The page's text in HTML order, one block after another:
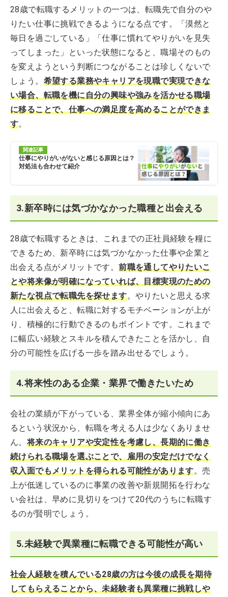
28歳で転職するメリットの一つは、転職先で自分のや
りたい仕事に挑戦できるようになる点です。「漠然と
毎日を過ごしている」「仕事に慣れてやりがいを見失
ってしまった」といった状態になると、職場そのもの
を変えようという判断につながることは珍しくないで
しょう。 希望する業務やキャリアを現職で実現できな
い場合、転職を機に自分の興味や強みを活かせる職場
に移ることで、仕事への満足度を高めることができま
す。
関連記事
仕事にやりがいがないと感じる原因とは？
対処法も合わせて紹介
3.新卒時には気づかなかった職種と出会える
28歳で転職するときは、これまでの正社員経験を糧に
できるため、新卒時には気づかなかった仕事や企業と
出会える点がメリットです。前職を通してやりたいこ
とや将来像が明確になっていれば、目標実現のための
新たな視点で転職先を探せます。やりたいと思える求
人に出会えると、転職に対するモチベーションが上が
り、積極的に行動できるのもポイントです。これまで
に幅広い経験とスキルを積んできたことを活かし、自
分の可能性を広げる一歩を踏み出せるでしょう。
4.将来性のある企業・業界で働きたいため
会社の業績が下がっている、業界全体が縮小傾向にあ
るという状況から、転職を考える人は少なくありませ
ん。将来のキャリアや安定性を考慮し、長期的に働き
続けられる職場を選ぶことで、雇用の安定だけでなく
収入面でもメリットを得られる可能性があります。売
上が低迷しているのに事業の改善や新規開拓を行わな
い会社は、早めに見切りをつけて20代のうちに転職す
るのが賢明でしょう。
5.未経験で異業種に転職できる可能性が高い
社会人経験を積んでいる28歳の方は今後の成長を期待
してもらえることから、未経験者も異業種に挑戦しや